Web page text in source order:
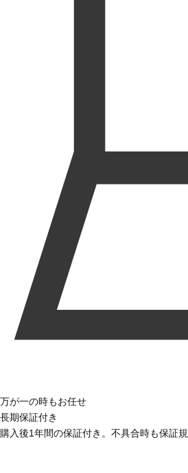
万が一の時もお任せ
長期保証付き
購入後1年間の保証付き。不具合時も保証